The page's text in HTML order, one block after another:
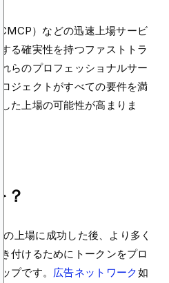
）などの迅速上場サービ
る確実性を持つファストトラ
らのプロフェッショナルサー
ジェクトがすべての要件を満
た上場の可能性が高まりま
？
上場に成功した後、より多く
付けるためにトークンをプロ
プです。 広告ネットワーク如